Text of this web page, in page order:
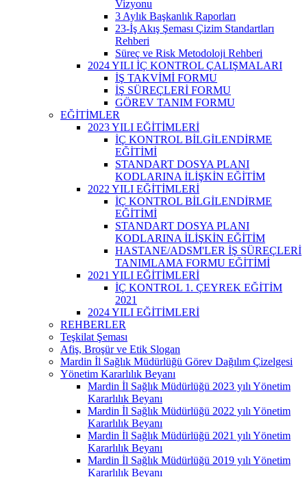
Vizyonu
3 Aylık Başkanlık Raporları
23-İş Akış Şeması Çizim Standartları
Rehberi
Süreç ve Risk Metodoloji Rehberi
2024 YILI İÇ KONTROL ÇALIŞMALARI
İŞ TAKVİMİ FORMU
İŞ SÜREÇLERİ FORMU
GÖREV TANIM FORMU
EĞİTİMLER
2023 YILI EĞİTİMLERİ
İÇ KONTROL BİLGİLENDİRME
EĞİTİMİ
STANDART DOSYA PLANI
KODLARINA İLİŞKİN EĞİTİM
2022 YILI EĞİTİMLERİ
İÇ KONTROL BİLGİLENDİRME
EĞİTİMİ
STANDART DOSYA PLANI
KODLARINA İLİŞKİN EĞİTİM
HASTANE/ADSM'LER İŞ SÜREÇLERİ
TANIMLAMA FORMU EĞİTİMİ
2021 YILI EĞİTİMLERİ
İÇ KONTROL 1. ÇEYREK EĞİTİM
2021
2024 YILI EĞİTİMLERİ
REHBERLER
Teşkilat Şeması
Afiş, Broşür ve Etik Slogan
Mardin İl Sağlık Müdürlüğü Görev Dağılım Çizelgesi
Yönetim Kararlılık Beyanı
Mardin İl Sağlık Müdürlüğü 2023 yılı Yönetim
Kararlılık Beyanı
Mardin İl Sağlık Müdürlüğü 2022 yılı Yönetim
Kararlılık Beyanı
Mardin İl Sağlık Müdürlüğü 2021 yılı Yönetim
Kararlılık Beyanı
Mardin İl Sağlık Müdürlüğü 2019 yılı Yönetim
Kararlılık Beyanı